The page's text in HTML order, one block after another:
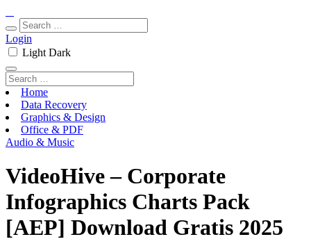
Login
Light Dark
Home
Data Recovery
Graphics & Design
Office & PDF
Audio & Music
VideoHive – Corporate
Infographics Charts Pack
[AEP] Download Gratis 2025